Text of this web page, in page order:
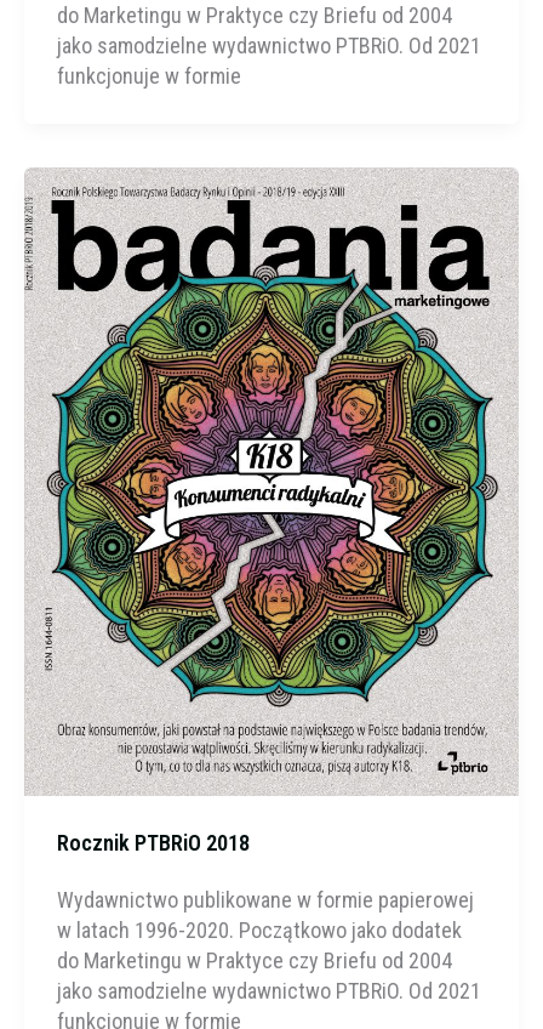
do Marketingu w Praktyce czy Briefu od 2004
jako samodzielne wydawnictwo PTBRiO. Od 2021
funkcjonuje w formie
Rocznik PTBRiO 2018
Wydawnictwo publikowane w formie papierowej
w latach 1996-2020. Początkowo jako dodatek
do Marketingu w Praktyce czy Briefu od 2004
jako samodzielne wydawnictwo PTBRiO. Od 2021
funkcjonuje w formie